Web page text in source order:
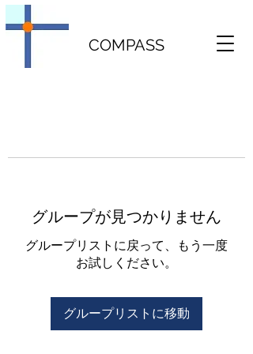
COMPASS
グループが見つかりません
グループリストに戻って、もう一度
お試しください。
グループリストに移動